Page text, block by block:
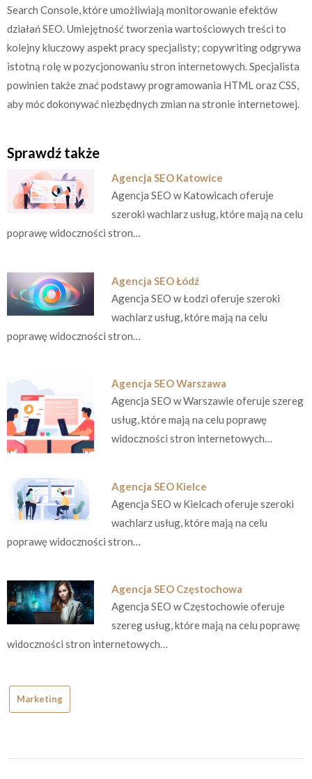
Search Console, które umożliwiają monitorowanie efektów
działań SEO. Umiejętność tworzenia wartościowych treści to
kolejny kluczowy aspekt pracy specjalisty; copywriting odgrywa
istotną rolę w pozycjonowaniu stron internetowych. Specjalista
powinien także znać podstawy programowania HTML oraz CSS,
aby móc dokonywać niezbędnych zmian na stronie internetowej.
Sprawdź także
Agencja SEO Katowice
Agencja SEO w Katowicach oferuje
szeroki wachlarz usług, które mają na celu
poprawę widoczności stron…
Agencja SEO Łódź
Agencja SEO w Łodzi oferuje szeroki
wachlarz usług, które mają na celu
poprawę widoczności stron…
Agencja SEO Warszawa
Agencja SEO w Warszawie oferuje szereg
usług, które mają na celu poprawę
widoczności stron internetowych…
Agencja SEO Kielce
Agencja SEO w Kielcach oferuje szeroki
wachlarz usług, które mają na celu
poprawę widoczności stron…
Agencja SEO Częstochowa
Agencja SEO w Częstochowie oferuje
szereg usług, które mają na celu poprawę
widoczności stron internetowych…
Marketing